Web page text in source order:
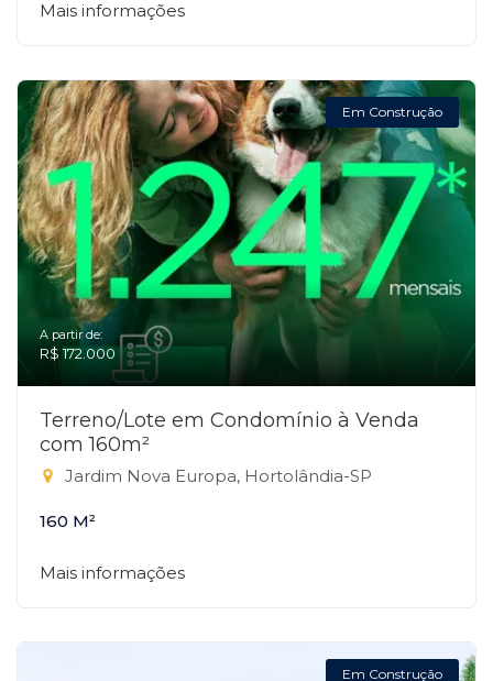
Mais informações
Em Construção
A partir de:
R$ 172.000
Terreno/Lote em Condomínio à Venda
com 160m²
Jardim Nova Europa, Hortolândia-SP
160 M²
Mais informações
Em Construção